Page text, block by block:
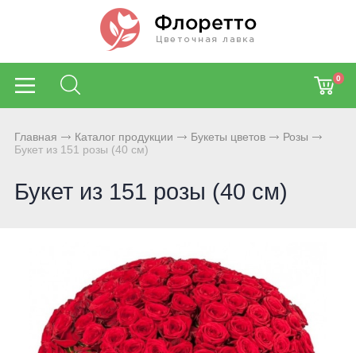
0
Главная Каталог продукции Букеты цветов
Розы
Букет из 151 розы (40 см)
Букет из 151 розы (40 см)